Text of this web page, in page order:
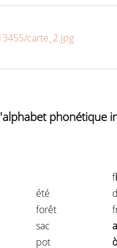
phonétique
fi
été
forêt
sac a
pot ò